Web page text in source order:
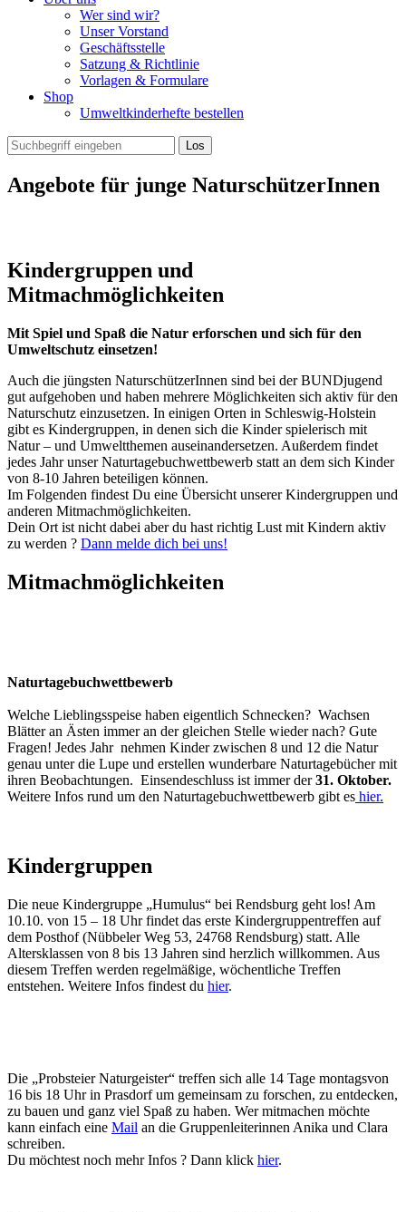
Wer sind wir?
Unser Vorstand
Geschäftsstelle
Satzung & Richtlinie
Vorlagen & Formulare
Shop
Umweltkinderhefte bestellen
Angebote für junge NaturschützerInnen
Kindergruppen und
Mitmachmöglichkeiten
Mit Spiel und Spaß die Natur erforschen und sich für den
Umweltschutz einsetzen!
Auch die jüngsten NaturschützerInnen sind bei der BUNDjugend
gut aufgehoben und haben mehrere Möglichkeiten sich aktiv für den
Naturschutz einzusetzen. In einigen Orten in Schleswig-Holstein
gibt es Kindergruppen, in denen sich die Kinder spielerisch mit
Natur – und Umweltthemen auseinandersetzen. Außerdem findet
jedes Jahr unser Naturtagebuchwettbewerb statt an dem sich Kinder
von 8-10 Jahren beteiligen können.
Im Folgenden findest Du eine Übersicht unserer Kindergruppen und
anderen Mitmachmöglichkeiten.
Dein Ort ist nicht dabei aber du hast richtig Lust mit Kindern aktiv
zu werden ? Dann melde dich bei uns!
Mitmachmöglichkeiten
Naturtagebuchwettbewerb
Welche Lieblingsspeise haben eigentlich Schnecken? Wachsen
Blätter an Ästen immer an der gleichen Stelle wieder nach? Gute
Fragen! Jedes Jahr nehmen Kinder zwischen 8 und 12 die Natur
genau unter die Lupe und erstellen wunderbare Naturtagebücher mit
ihren Beobachtungen. Einsendeschluss ist immer der31. Oktober.
Weitere Infos rund um den Naturtagebuchwettbewerb gibt es hier.
Kindergruppen
Die neue Kindergruppe „Humulus“ bei Rendsburg geht los! Am
10.10. von 15 – 18 Uhr findet das erste Kindergruppentreffen auf
dem Posthof (Nübbeler Weg 53, 24768 Rendsburg) statt. Alle
Altersklassen von 8 bis 13 Jahren sind herzlich willkommen. Aus
diesem Treffen werden regelmäßige, wöchentliche Treffen
entstehen. Weitere Infos findest du hier.
Die „Probsteier Naturgeister“ treffen sich alle 14 Tage montagsvon
16 bis 18 Uhr in Prasdorf um gemeinsam zu forschen, zu entdecken,
zu bauen und ganz viel Spaß zu haben. Wer mitmachen möchte
kann einfach eine Mail an die Gruppenleiterinnen Anika und Clara
schreiben.
Du möchtest noch mehr Infos ? Dann klick hier.